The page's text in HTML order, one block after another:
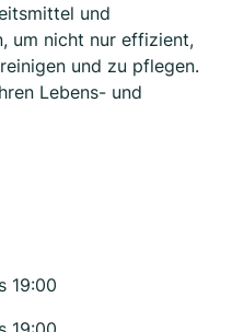
und
um nicht nur effizient,
und zu pflegen.
Lebens- und
19:00